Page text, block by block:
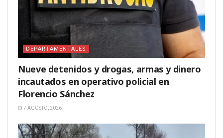
DEPARTAMENTALES
Nueve detenidos y drogas, armas y dinero
incautados en operativo policial en
Florencio Sánchez
7 AGOSTO, 2026